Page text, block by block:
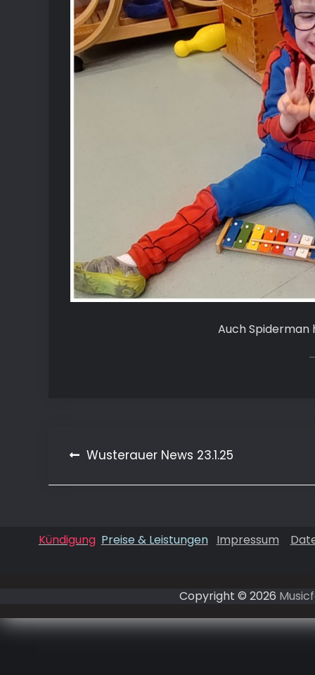
Auch
Beitragsnavigation
Wusterauer News 23.1.25
Kündigung Preise & Leistungen Impressum
Copyright © 2026